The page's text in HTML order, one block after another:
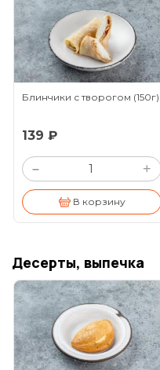
Блинчики с творогом (150г)
139 ₽
– +
В корзину
Десерты, выпечка